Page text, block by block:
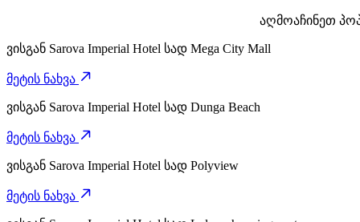
აღმოაჩინეთ
ვისგან Sarova Imperial Hotel სად Mega City Mall
მეტის ნახვა
ვისგან Sarova Imperial Hotel სად Dunga Beach
მეტის ნახვა
ვისგან Sarova Imperial Hotel სად Polyview
მეტის ნახვა